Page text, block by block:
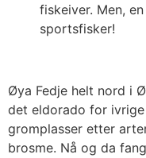
fiskeiver. Men,
sportsfisker!
Øya Fedje helt nord i
det eldorado for
gromplasser etter
brosme. Nå og da